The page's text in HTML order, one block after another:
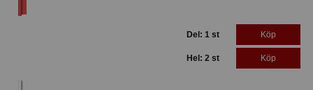
Del: 1 st Köp
Hel: 2 st Köp